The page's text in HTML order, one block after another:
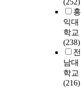
(252)
홍
익대
학교
(238)
전
남대
학교
(216)